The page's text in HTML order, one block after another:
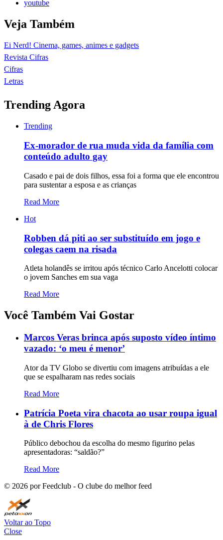
youtube
Veja Também
Ei Nerd! Cinema, games, animes e gadgets
Revista Cifras
Cifras
Letras
Trending Agora
Trending
Ex-morador de rua muda vida da família com
conteúdo adulto gay
Casado e pai de dois filhos, essa foi a forma que ele encontrou
para sustentar a esposa e as crianças
Read More
Hot
Robben dá piti ao ser substituído em jogo e
colegas caem na risada
Atleta holandês se irritou após técnico Carlo Ancelotti colocar
o jovem Sanches em sua vaga
Read More
Você Também Vai Gostar
Marcos Veras brinca após suposto vídeo íntimo
vazado: ‘o meu é menor’
Ator da TV Globo se divertiu com imagens atribuídas a ele
que se espalharam nas redes sociais
Read More
Patrícia Poeta vira chacota ao usar roupa igual
à de Chris Flores
Público debochou da escolha do mesmo figurino pelas
apresentadoras: “saldão?”
Read More
© 2026 por Feedclub - O clube do melhor feed
Voltar ao Topo
Close